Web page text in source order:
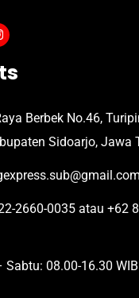
Berbek No.46,
Sidoarjo, Jawa
2660-0035 atau +62
Sabtu: 08.00-16.30 WIB